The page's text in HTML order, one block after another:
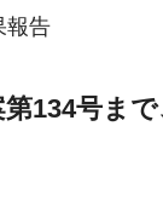
報告
134号ま